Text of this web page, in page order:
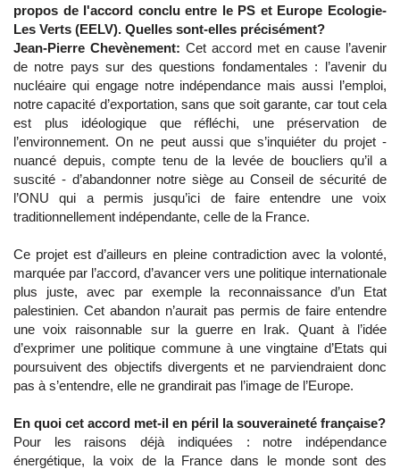
propos de l'accord conclu entre le PS et Europe Ecologie-
Les Verts (EELV). Quelles sont-elles précisément?
Jean-Pierre Chevènement: Cet accord met en cause l’avenir
de notre pays sur des questions fondamentales : l’avenir du
nucléaire qui engage notre indépendance mais aussi l’emploi,
notre capacité d’exportation, sans que soit garante, car tout cela
est plus idéologique que réfléchi, une préservation de
l’environnement. On ne peut aussi que s’inquiéter du projet -
nuancé depuis, compte tenu de la levée de boucliers qu’il a
suscité - d’abandonner notre siège au Conseil de sécurité de
l’ONU qui a permis jusqu’ici de faire entendre une voix
traditionnellement indépendante, celle de la France.
Ce projet est d’ailleurs en pleine contradiction avec la volonté,
marquée par l’accord, d’avancer vers une politique internationale
plus juste, avec par exemple la reconnaissance d’un Etat
palestinien. Cet abandon n’aurait pas permis de faire entendre
une voix raisonnable sur la guerre en Irak. Quant à l’idée
d’exprimer une politique commune à une vingtaine d’Etats qui
poursuivent des objectifs divergents et ne parviendraient donc
pas à s’entendre, elle ne grandirait pas l’image de l’Europe.
En quoi cet accord met-il en péril la souveraineté française?
Pour les raisons déjà indiquées : notre indépendance
énergétique, la voix de la France dans le monde sont des